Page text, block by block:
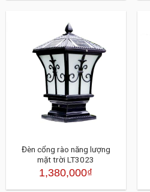
Đèn cổng rào năng lượng
mặt trời LT3023
1,380,000₫